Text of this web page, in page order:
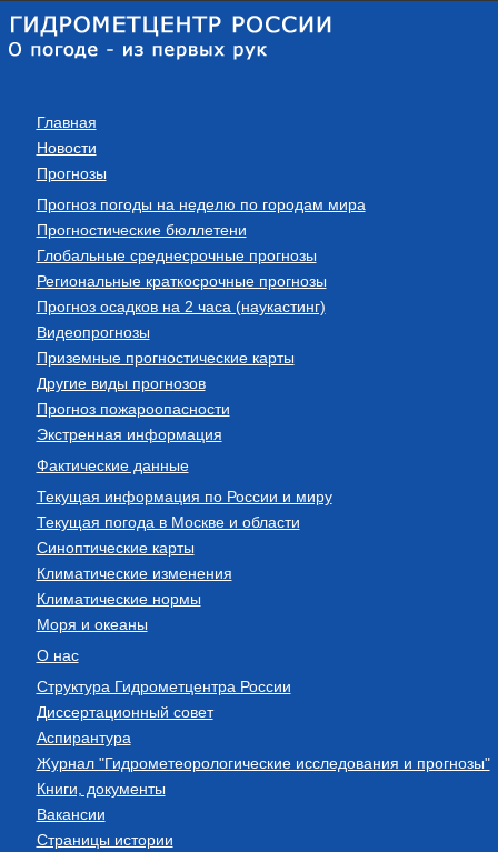
Главная
Новости
Прогнозы
Прогноз погоды на неделю по городам мира
Прогностические бюллетени
Глобальные среднесрочные прогнозы
Региональные краткосрочные прогнозы
Прогноз осадков на 2 часа (наукастинг)
Видеопрогнозы
Приземные прогностические карты
Другие виды прогнозов
Прогноз пожароопасности
Экстренная информация
Фактические данные
Текущая информация по России и миру
Текущая погода в Москве и области
Синоптические карты
Климатические изменения
Климатические нормы
Моря и океаны
О нас
Структура Гидрометцентра России
Диссертационный совет
Аспирантура
Журнал "Гидрометеорологические исследования и прогнозы"
Книги, документы
Вакансии
Страницы истории